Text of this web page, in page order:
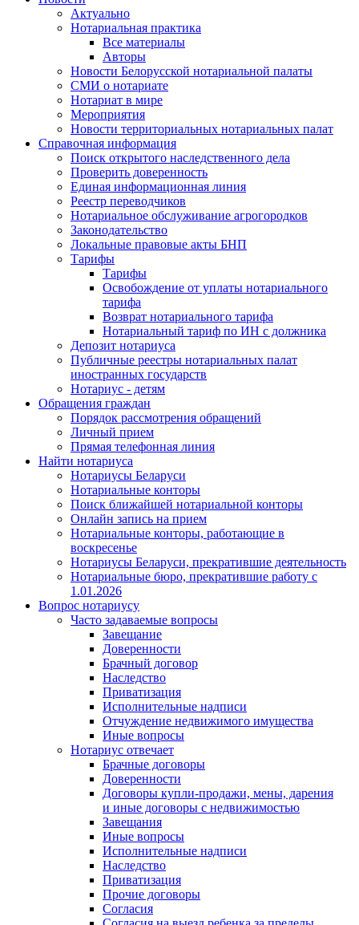
Актуально
Нотариальная практика
Все материалы
Авторы
Новости Белорусской нотариальной палаты
СМИ о нотариате
Нотариат в мире
Мероприятия
Новости территориальных нотариальных палат
Справочная информация
Поиск открытого наследственного дела
Проверить доверенность
Единая информационная линия
Реестр переводчиков
Нотариальное обслуживание агрогородков
Законодательство
Локальные правовые акты БНП
Тарифы
Тарифы
Освобождение от уплаты нотариального
тарифа
Возврат нотариального тарифа
Нотариальный тариф по ИН с должника
Депозит нотариуса
Публичные реестры нотариальных палат
иностранных государств
Нотариус - детям
Обращения граждан
Порядок рассмотрения обращений
Личный прием
Прямая телефонная линия
Найти нотариуса
Нотариусы Беларуси
Нотариальные конторы
Поиск ближайшей нотариальной конторы
Онлайн запись на прием
Нотариальные конторы, работающие в
воскресенье
Нотариусы Беларуси, прекратившие деятельность
Нотариальные бюро, прекратившие работу с
1.01.2026
Вопрос нотариусу
Часто задаваемые вопросы
Завещание
Доверенности
Брачный договор
Наследство
Приватизация
Исполнительные надписи
Отчуждение недвижимого имущества
Иные вопросы
Нотариус отвечает
Брачные договоры
Доверенности
Договоры купли-продажи, мены, дарения
и иные договоры с недвижимостью
Завещания
Иные вопросы
Исполнительные надписи
Наследство
Приватизация
Прочие договоры
Согласия